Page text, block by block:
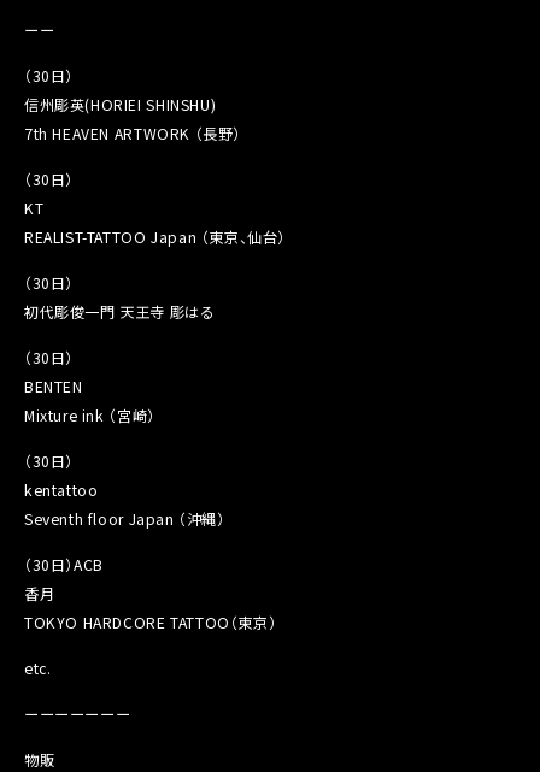
ーー
（30日）
信州彫英(HORIEI SHINSHU)
7th HEAVEN ARTWORK （長野）
（30日）
KT
REALIST-TATTOO Japan （東京、仙台）
（30日）
初代彫俊一門 天王寺 彫はる
（30日）
BENTEN
Mixture ink （宮崎）
（30日）
kentattoo
Seventh floor Japan （沖縄）
（30日）ACB
香月
TOKYO HARDCORE TATTOO（東京）
etc.
ーーーーーーー
物販